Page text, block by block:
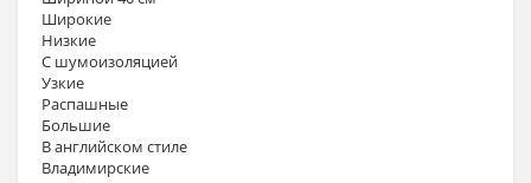
Широкие
Низкие
С шумоизоляцией
Узкие
Распашные
Большие
В английском стиле
Владимирские